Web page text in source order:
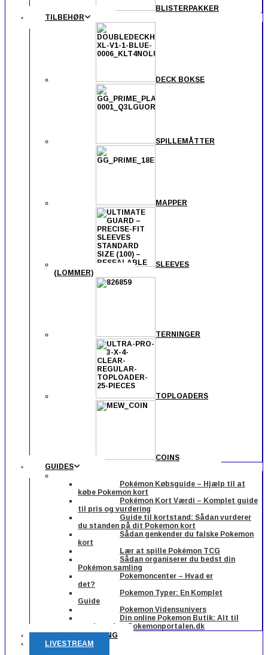
BLISTERPAKKER
TILBEHØR
DECK BOKSE
SPILLEMÅTTER
MAPPER
SLEEVES
(LOMMER)
TERNINGER
TOPLOADERS
COINS
GUIDES
Pokémon Købsguide – Hjælp til at
købe Pokemon kort
Pokémon Kort Værdi – Komplet guide
til pris og vurdering
Guide til kortstand: Sådan vurderer
du standen på dit Pokemon kort
Sådan genkender du falske Pokemon
kort
Lær at spille Pokémon TCG
Sådan organiserer du bedst din
Pokémon samling
Pokemoncenter – Hvad er
det?
Pokemon Typer: En Komplet
Guide
Pokemon Vidensunivers
Din online Pokemon Butik: Alt til
samleren hos Pokemonportalen.dk
FORUDBESTILLING
LIVESTREAM